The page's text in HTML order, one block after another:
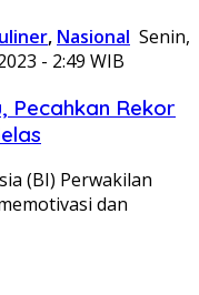
, Nasional Senin,
- 2:49 WIB
Pecahkan Rekor
(BI) Perwakilan
dan